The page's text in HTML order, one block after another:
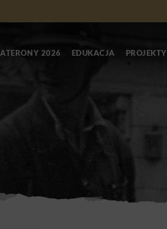
2026 EDUKACJA PROJEKTY